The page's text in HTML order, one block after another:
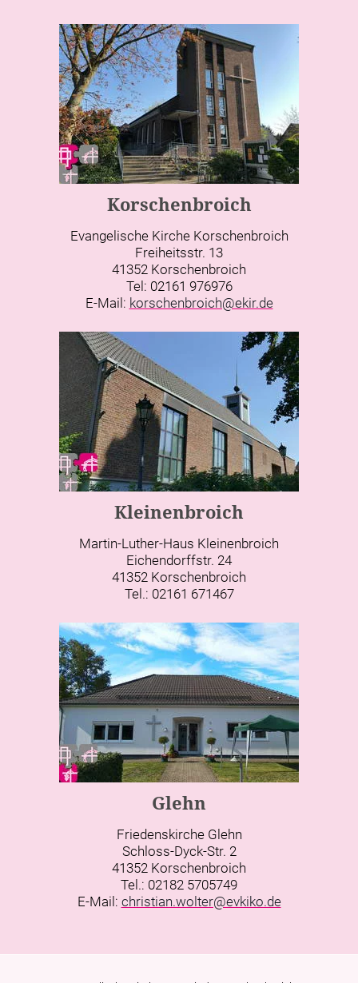
Korschenbroich
Evangelische Kirche Korschenbroich
Freiheitsstr. 13
41352 Korschenbroich
Tel: 02161 976976
E-Mail: korschenbroich@ekir.de
Kleinenbroich
Martin-Luther-Haus Kleinenbroich
Eichendorffstr. 24
41352 Korschenbroich
Tel.: 02161 671467
Glehn
Friedenskirche Glehn
Schloss-Dyck-Str. 2
41352 Korschenbroich
Tel.: 02182 5705749
E-Mail: christian.wolter@evkiko.de